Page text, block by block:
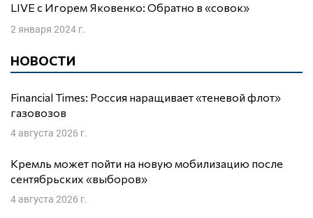
LIVE с Игорем Яковенко: Обратно в «совок»
2 января 2024 г.
НОВОСТИ
Financial Times: Россия наращивает «теневой флот»
газовозов
4 августа 2026 г.
Кремль может пойти на новую мобилизацию после
сентябрьских «выборов»
4 августа 2026 г.